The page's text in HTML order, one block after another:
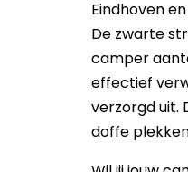
Eindhoven
De zwarte
camper
effectief
verzorgd uit.
doffe